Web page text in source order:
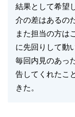
結果として希望
介の差はあるの
また担当の方は
に先回りして動
毎回内見のあっ
告してくれたこ
きた。